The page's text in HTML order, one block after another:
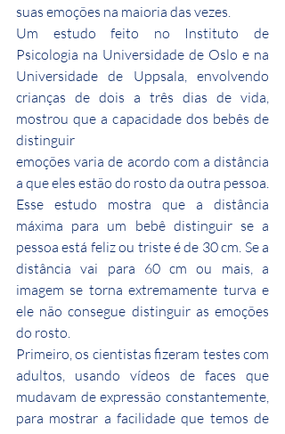
suas emoções na maioria das vezes.
Um estudo feito no Instituto de
Psicologia na Universidade de Oslo e na
Universidade de Uppsala, envolvendo
crianças de dois a três dias de vida,
mostrou que a capacidade dos bebês de
distinguir
emoções varia de acordo com a distância
a que eles estão do rosto da outra pessoa.
Esse estudo mostra que a distância
máxima para um bebê distinguir se a
pessoa está feliz ou triste é de 30 cm. Se a
distância vai para 60 cm ou mais, a
imagem se torna extremamente turva e
ele não consegue distinguir as emoções
do rosto.
Primeiro, os cientistas fizeram testes com
adultos, usando vídeos de faces que
mudavam de expressão constantemente,
para mostrar a facilidade que temos de